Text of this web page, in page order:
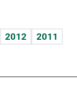
2012
2011